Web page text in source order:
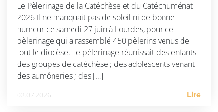
Le Pèlerinage de la Catéchèse et du Catéchuménat
2026 Il ne manquait pas de soleil ni de bonne
humeur ce samedi 27 juin à Lourdes, pour ce
pèlerinage qui a rassemblé 450 pèlerins venus de
tout le diocèse. Le pèlerinage réunissait des enfants
des groupes de catéchèse ; des adolescents venant
des aumôneries ; des […]
02.07.2026 Lire